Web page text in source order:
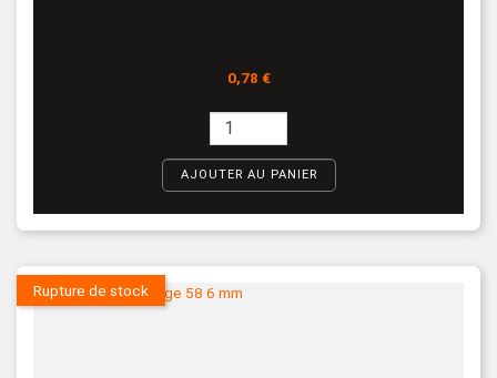
Prix
0,78 €
AJOUTER AU PANIER
Rupture de stock